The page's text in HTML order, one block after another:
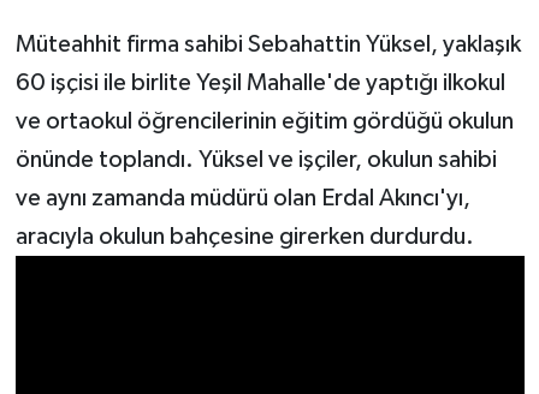
Müteahhit firma sahibi Sebahattin Yüksel, yaklaşık
60 işçisi ile birlite Yeşil Mahalle'de yaptığı ilkokul
ve ortaokul öğrencilerinin eğitim gördüğü okulun
önünde toplandı. Yüksel ve işçiler, okulun sahibi
ve aynı zamanda müdürü olan Erdal Akıncı'yı,
aracıyla okulun bahçesine girerken durdurdu.